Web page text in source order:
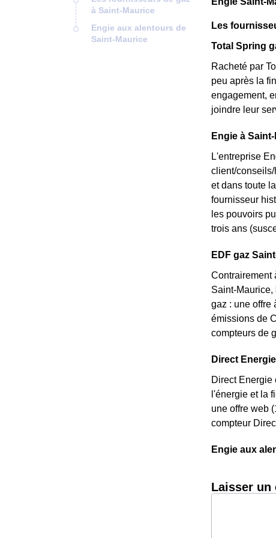
à Saint-Maurice
Engie aux alentours de
Saint-Maurice
Les
Total Spring
Racheté par
peu après la
engagement,
joindre leur
Engie à
L'entreprise
client/
et dans toute
fournisseur
les pouvoirs
trois ans
EDF gaz
Contrairement
Saint-
gaz : une offre
émissions de
compteurs de
Direct
Direct Energie
l'énergie et la
une offre web
compteur
Engie aux
Laisser un